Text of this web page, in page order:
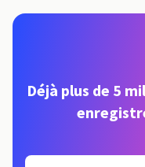
Déjà plus de 5